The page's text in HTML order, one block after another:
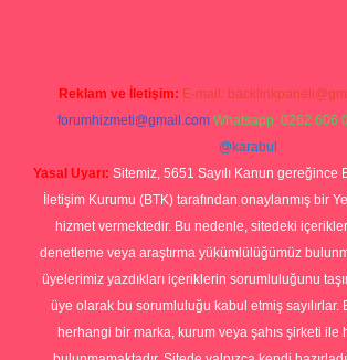
Reklam ve İletişim: E-mail:
forumhizmeti@gmail.com Whatsapp: 0262 606
@karabul
Yasal Uyarı: Sitemiz, 5651 Sayılı Kanun gereğince
İletişim Kurumu (BTK) tarafından onaylanmış bir
hizmet vermektedir. Bu nedenle, sitedeki
denetleme veya araştırma yükümlülüğümüz
üyelerimiz yazdıkları içeriklerin sorumluluğunu
üye olarak bu sorumluluğu kabul etmiş sayılırlar.
herhangi bir marka, kurum veya şahıs şirketi ile